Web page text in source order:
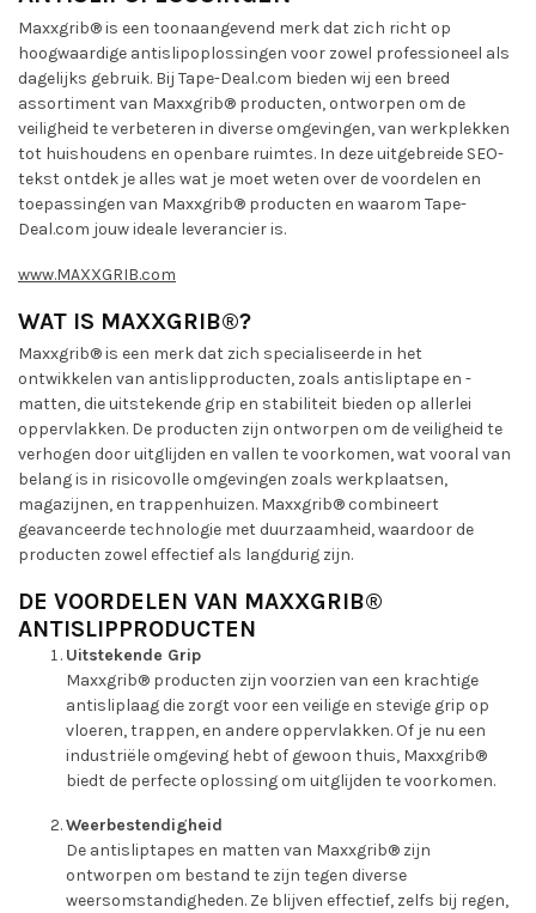
Maxxgrib® is een toonaangevend merk dat zich richt op
hoogwaardige antislipoplossingen voor zowel professioneel als
dagelijks gebruik. Bij Tape-Deal.com bieden wij een breed
assortiment van Maxxgrib® producten, ontworpen om de
veiligheid te verbeteren in diverse omgevingen, van werkplekken
tot huishoudens en openbare ruimtes. In deze uitgebreide SEO-
tekst ontdek je alles wat je moet weten over de voordelen en
toepassingen van Maxxgrib® producten en waarom Tape-
Deal.com jouw ideale leverancier is.
www.MAXXGRIB.com
WAT IS MAXXGRIB®?
Maxxgrib® is een merk dat zich specialiseerde in het
ontwikkelen van antislipproducten, zoals antisliptape en -
matten, die uitstekende grip en stabiliteit bieden op allerlei
oppervlakken. De producten zijn ontworpen om de veiligheid te
verhogen door uitglijden en vallen te voorkomen, wat vooral van
belang is in risicovolle omgevingen zoals werkplaatsen,
magazijnen, en trappenhuizen. Maxxgrib® combineert
geavanceerde technologie met duurzaamheid, waardoor de
producten zowel effectief als langdurig zijn.
DE VOORDELEN VAN MAXXGRIB®
ANTISLIPPRODUCTEN
Uitstekende Grip
Maxxgrib® producten zijn voorzien van een krachtige
antisliplaag die zorgt voor een veilige en stevige grip op
vloeren, trappen, en andere oppervlakken. Of je nu een
industriële omgeving hebt of gewoon thuis, Maxxgrib®
biedt de perfecte oplossing om uitglijden te voorkomen.
Weerbestendigheid
De antisliptapes en matten van Maxxgrib® zijn
ontworpen om bestand te zijn tegen diverse
weersomstandigheden. Ze blijven effectief, zelfs bij regen,